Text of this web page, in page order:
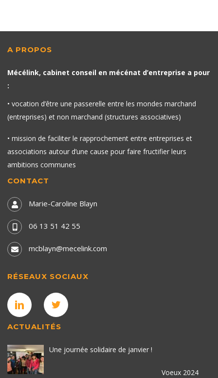
A PROPOS
Mécélink, cabinet conseil en mécénat d’entreprise a pour
:
• vocation d’être une passerelle entre les mondes marchand
(entreprises) et non marchand (structures associatives)
• mission de faciliter le rapprochement entre entreprises et
associations autour d’une cause pour faire fructifier leurs
ambitions communes
CONTACT
Marie-Caroline Blayn
06 13 51 42 55
mcblayn@mecelink.com
RÉSEAUX SOCIAUX
ACTUALITÉS
Une journée solidaire de janvier !
Voeux 2024